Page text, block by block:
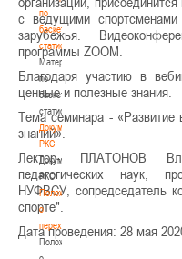
по
баскетбольной
статистике
Материалы
по
баскетбольной
статистике
Документы
РКС
Документы
РКС
Положение
о
переходах
Положение
с ведущими
зарубежья.
программы ZOOM
Благодаря участию в
ценные и полезные знания.
Тема семинара - «Развитие
знаний».
Лектор- ПЛАТОНОВ
педагогических наук,
НУФВСУ, сопредседатель
спорте".
Дата проведения: 28 мая